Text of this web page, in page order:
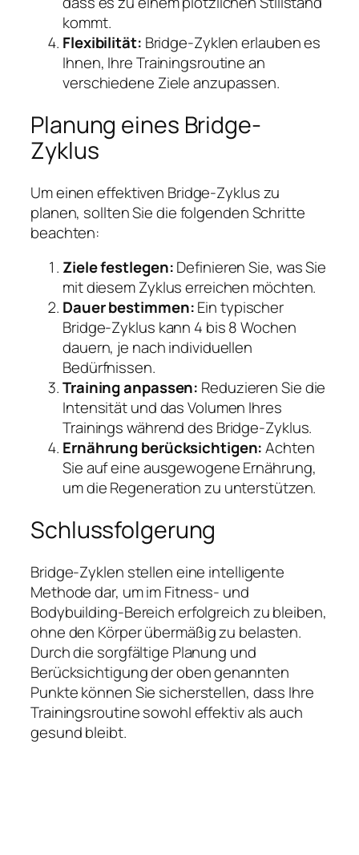
kommt.
Flexibilität: Bridge-Zyklen erlauben es
Ihnen, Ihre Trainingsroutine an
verschiedene Ziele anzupassen.
Planung eines Bridge-
Zyklus
Um einen effektiven Bridge-Zyklus zu
planen, sollten Sie die folgenden Schritte
beachten:
Ziele festlegen:Definieren Sie, was Sie
mit diesem Zyklus erreichen möchten.
Dauer bestimmen:Ein typischer
Bridge-Zyklus kann 4 bis 8 Wochen
dauern, je nach individuellen
Bedürfnissen.
Training anpassen: Reduzieren Sie die
Intensität und das Volumen Ihres
Trainings während des Bridge-Zyklus.
Ernährung berücksichtigen:Achten
Sie auf eine ausgewogene Ernährung,
um die Regeneration zu unterstützen.
Schlussfolgerung
Bridge-Zyklen stellen eine intelligente
Methode dar, um im Fitness- und
Bodybuilding-Bereich erfolgreich zu bleiben,
ohne den Körper übermäßig zu belasten.
Durch die sorgfältige Planung und
Berücksichtigung der oben genannten
Punkte können Sie sicherstellen, dass Ihre
Trainingsroutine sowohl effektiv als auch
gesund bleibt.